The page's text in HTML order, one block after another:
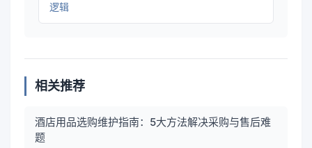
逻辑
相关推荐
酒店用品选购维护指南：5大方法解决采购与售后难
题